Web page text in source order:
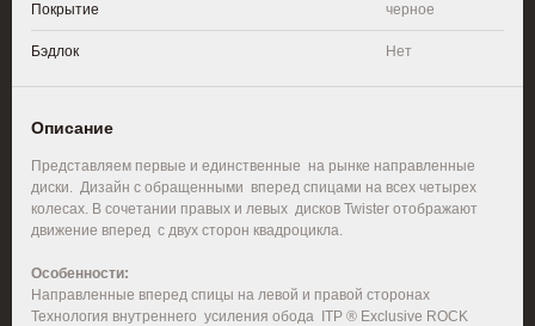
Покрытие черное
Бэдлок Нет
Описание
Представляем первые и единственные на рынке направленные
диски. Дизайн с обращенными вперед спицами на всех четырех
колесах. В сочетании правых и левых дисков Twister отображают
движение вперед с двух сторон квадроцикла.
Особенности:
Направленные вперед спицы на левой и правой сторонах
Технология внутреннего усиления обода ITP ® Exclusive ROCK